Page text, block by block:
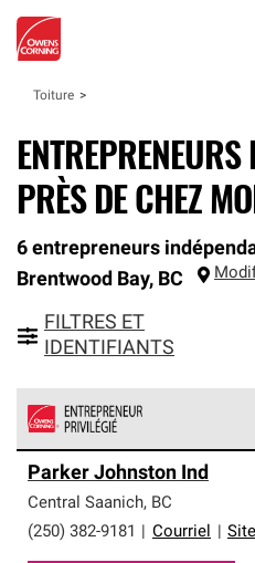
Toiture
ENTREPRENEURS
PRÈS DE CHEZ
6 entrepreneurs
Brentwood Bay, BC
FILTRES ET
IDENTIFIANTS
Corning font partie d'un
professionnels en toiture qui
élevées et à des exigences
professionnalisme et de
Parker Johnston Ind
Central Saanich, BC
(250) 382-9181
Courriel